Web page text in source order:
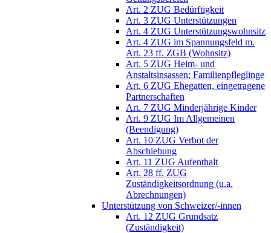
Art. 2 ZUG Bedürftigkeit
Art. 3 ZUG Unterstützungen
Art. 4 ZUG Unterstützungswohnsitz
Art. 4 ZUG im Spannungsfeld m.
Art. 23 ff. ZGB (Wohnsitz)
Art. 5 ZUG Heim- und
Anstaltsinsassen; Familienpfleglinge
Art. 6 ZUG Ehegatten, eingetragene
Partnerschaften
Art. 7 ZUG Minderjährige Kinder
Art. 9 ZUG Im Allgemeinen
(Beendigung)
Art. 10 ZUG Verbot der
Abschiebung
Art. 11 ZUG Aufenthalt
Art. 28 ff. ZUG
Zuständigkeitsordnung (u.a.
Abrechnungen)
Unterstützung von Schweizer/-innen
Art. 12 ZUG Grundsatz
(Zuständigkeit)